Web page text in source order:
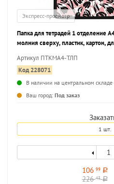
Экспресс-просмотр
Папка для тетрадей 1 отделение
молния сверху, пластик, картон,
Артикул ПТКМА4-ТЛП
Код 228071
В наличии на центральном
Ваш город: Под заказ
1 шт.
106 99 a
22643 a